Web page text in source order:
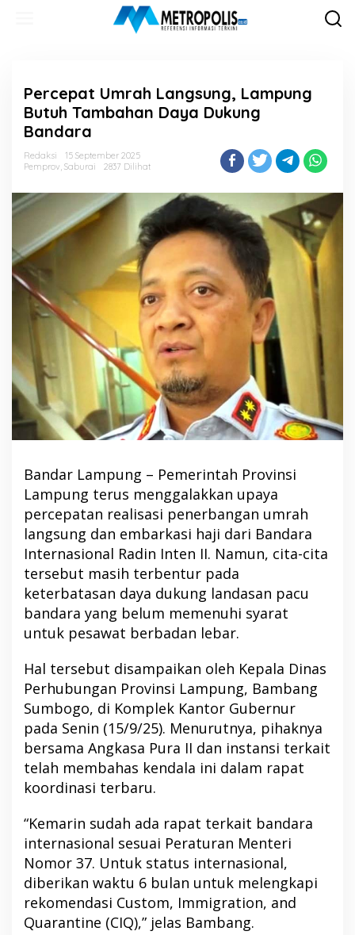
Percepat Umrah Langsung, Lampung
Butuh Tambahan Daya Dukung
Bandara
Redaksi
15 September 2025
Pemprov, Saburai 2837 Dilihat
Bandar Lampung – Pemerintah Provinsi
Lampung terus menggalakkan upaya
percepatan realisasi penerbangan umrah
langsung dan embarkasi haji dari Bandara
Internasional Radin Inten II. Namun, cita-cita
tersebut masih terbentur pada
keterbatasan daya dukung landasan pacu
bandara yang belum memenuhi syarat
untuk pesawat berbadan lebar.
Hal tersebut disampaikan oleh Kepala Dinas
Perhubungan Provinsi Lampung, Bambang
Sumbogo, di Komplek Kantor Gubernur
pada Senin (15/9/25). Menurutnya, pihaknya
bersama Angkasa Pura II dan instansi terkait
telah membahas kendala ini dalam rapat
koordinasi terbaru.
“Kemarin sudah ada rapat terkait bandara
internasional sesuai Peraturan Menteri
Nomor 37. Untuk status internasional,
diberikan waktu 6 bulan untuk melengkapi
rekomendasi Custom, Immigration, and
Quarantine (CIQ),” jelas Bambang.